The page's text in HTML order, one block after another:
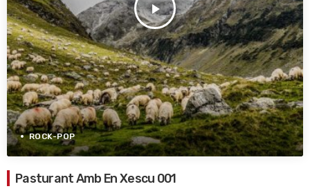
play_arrow
ROCK-POP
Pasturant Amb En Xescu 001